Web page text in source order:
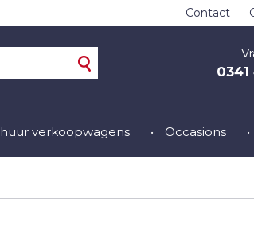
Contact
0341
verkoopwagens Occasions